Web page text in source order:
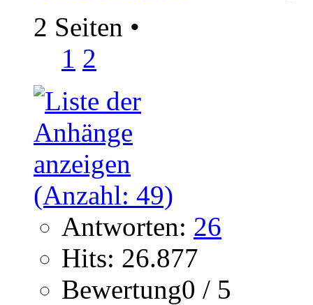
2 Seiten •
1 2
Antworten: 26
Hits: 26.877
Bewertung0 / 5